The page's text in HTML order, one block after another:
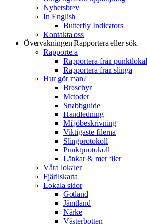
Nyhetsbrev
In English
Butterfly Indicators
Kontakta oss
Övervakningen Rapportera eller sök
Rapportera
Rapportera från punktlokal
Rapportera från slinga
Hur gör man?
Broschyr
Metoder
Snabbguide
Handledning
Miljöbeskrivning
Viktigaste filerna
Slingprotokoll
Punktprotokoll
Länkar & mer filer
Våra lokaler
Fjärilskarta
Lokala sidor
Gotland
Jämtland
Närke
Västerbotten